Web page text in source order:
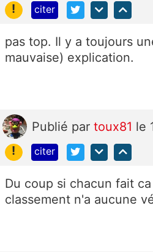
!
citer
pas top. Il y a toujours
mauvaise) explication.
Publié par toux81 le
!
citer
Du coup si chacun fait
classement n'a aucune